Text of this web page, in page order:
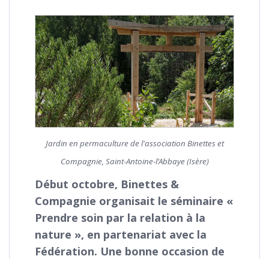
Jardin en permaculture de l'association Binettes et
Compagnie, Saint-Antoine-l’Abbaye (Isère)
Début octobre, Binettes &
Compagnie organisait le séminaire «
Prendre soin par la relation à la
nature », en partenariat avec la
Fédération. Une bonne occasion de